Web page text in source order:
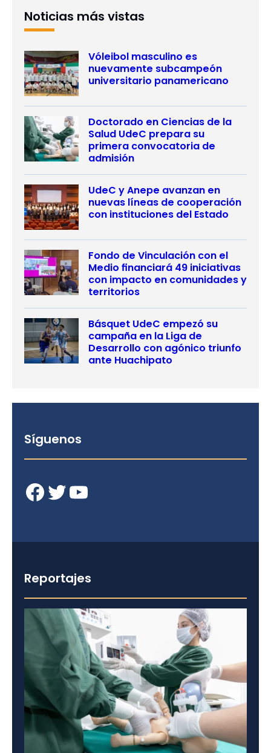
Noticias más vistas
Vóleibol masculino es
nuevamente subcampeón
universitario panamericano
Doctorado en Ciencias de la
Salud UdeC prepara su
primera convocatoria de
admisión
UdeC y Anepe avanzan en
nuevas líneas de cooperación
con instituciones del Estado
Fondo de Vinculación con el
Medio financiará 49 iniciativas
con impacto en comunidades y
territorios
Básquet UdeC empezó su
campaña en la Liga de
Desarrollo con agónico triunfo
ante Huachipato
Síguenos
Facebook Twitter YouTube
Reportajes